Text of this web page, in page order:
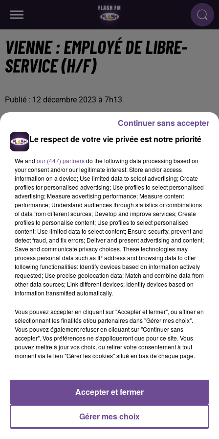
VIENNE : EMPLOYÉ DE LIBRE-
SERVICE (H/F)
Publié : 12 décembre 2023 à 7h13
Un magasin de L’Isle-Jourdain recherche pour un CDI de 35h
par semaine un employé de rayon libre-service (H/F). Vos
missions : réception de marchandises, utilisation
transpalettes, mise en rayon (charges lourdes), rangement
des stocks et facing. Les débutants sont acceptés.
PUBLICITÉS
Le respect de votre vie privée est notre priorité
We and our (447) partnersdo the following data processing based on
your consent and/or our legitimate interest: Store and/or access
information on a device; Use limited data to select advertising; Create
profiles for personalised advertising; Use profiles to select personalised
advertising; Measure advertising performance; Measure content
performance; Understand audiences through statistics or combinations
of data from different sources; Develop and improve services; Create
profiles to personalise content; Use profiles to select personalised
content; Use limited data to select content; Ensure security, prevent and
detect fraud, and fix errors; Deliver and present advertising and content;
Save and communicate privacy choices. These technologies may
process personal data such as IP address and browsing data to offer
following functionalities: Identify devices based on information actively
requested; Use precise geolocation data; Match and combine data from
other data sources; Link different devices; Identify devices based on
information transmitted automatically.
Vous pouvez accepter en cliquant sur "Accepter et fermer", ou affiner en
sélectionnant les finalités et/ou partenaires dans "Gérer mes choix".
Vous pouvez également refuser en cliquant sur "Continuer sans
accepter". Vos préférences ne s'appliqueront que pour ce site. Vous
pouvez mettre à jour vos choix, ou retirer votre consentement à tout
moment via le lien "Gérer les cookies" situé en bas de chaque page.
Gérer mes choix
Accepter et fermer
Continuer sans accepter